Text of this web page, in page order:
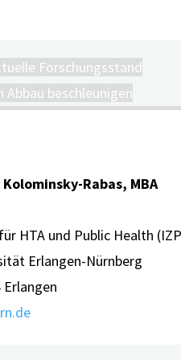
Forschungsstand
Abbau beschleunigen
Rabas, MBA
HTA und Public Health
Erlangen-Nürnberg
Erlangen